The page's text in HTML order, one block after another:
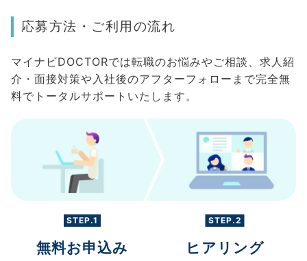
応募方法・ご利用の流れ
マイナビDOCTORでは転職のお悩みやご相談、求人紹
介・面接対策や入社後のアフターフォローまで完全無
料でトータルサポートいたします。
STEP.1
無料お申込み
STEP.2
ヒアリング